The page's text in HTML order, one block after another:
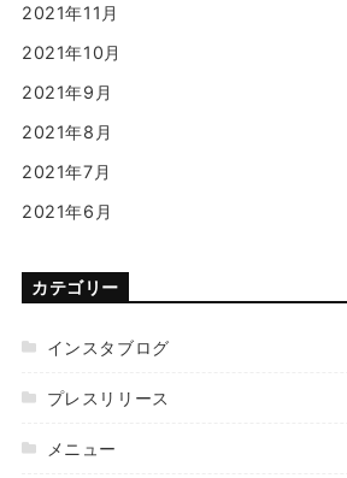
2021年11月
2021年10月
2021年9月
2021年8月
2021年7月
2021年6月
カテゴリー
インスタブログ
プレスリリース
メニュー